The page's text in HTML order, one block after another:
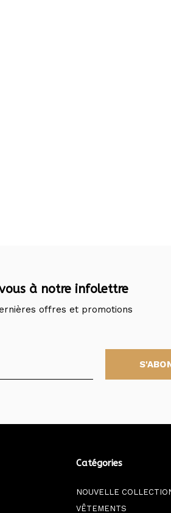
à notre infolettre
offres et promotions
Catégories
NOUVELLE
VÊTEMENTS